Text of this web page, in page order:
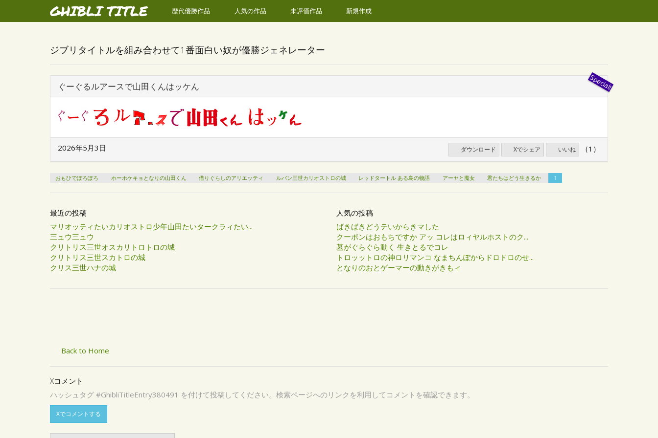
GHIBLI TITLE 歴代優勝作品 人気の作品 未評価作品 新規作成
ジブリタイトルを組み合わせて1番面白い奴が優勝ジェネレーター
ぐーぐるルアースで山田くんはッケん
2026年5月3日 ダウンロード Xでシェア いいね （1）
おもひでぽろぽろ ホーホケキョとなりの山田くん 借りぐらしのアリエッティ ルパン三世カリオストロの城 レッドタートル ある島の物語 アーヤと魔女 君たちはどう生きるか 1
最近の投稿
マリオッティたいカリオストロ少年山田たいタークラィたい...
三ュウ三ュウ
クリトリス三世オスカリトロトロの城
クリトリス三世スカトロの城
クリス三世ハナの城
人気の投稿
ばきばきどうテいからきマした
クーポンはおもちですか アッ コレはロィヤルホストのク...
墓がぐらぐら動く 生きとるでコレ
トロッットロの神ロリマンコ なまちんぽからドロドロのせ...
となりのおとゲーマーの動きがきもィ
Back to Home
Xコメント
ハッシュタグ #GhibliTitleEntry380491 を付けて投稿してください。検索ページへのリンクを利用してコメントを確認できます。
Xでコメントする